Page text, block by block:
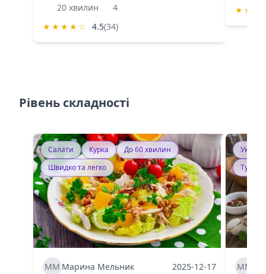
20 хвилин
4
★ ★ ★ ★ ☆ 4.5(34)
★ ★
Рівень складності
Салати Курка
До 60 хвилин
Швидко та легко
ММ Марина Мельник 2025-12-17 ММ